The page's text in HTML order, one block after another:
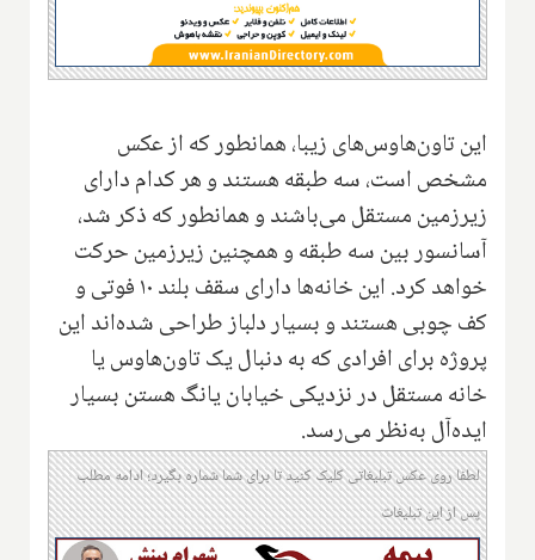
این تاون‌هاوس‌های زیبا، همانطور که از عکس‌
مشخص است، سه طبقه هستند و هر کدام دارای
زیرزمین مستقل می‌باشند و همانطور که ذکر شد،
آسانسور بین سه طبقه و همچنین زیر‌زمین حرکت
خواهد کرد. این خانه‌ها دارای سقف بلند ۱۰ فوتی و
کف چوبی هستند و بسیار دلباز طراحی شده‌‌اند این
پروژه برای افرادی که به دنبال یک تاون‌هاوس یا
خانه مستقل در نزدیکی خیابان یانگ هستن بسیار
ایده‌آل به‌نظر می‌رسد.
لطفا روی عکس تبلیغاتی کلیک کنید تا برای شما شماره بگیرد؛ ادامه مطلب
پس از این تبلیغات